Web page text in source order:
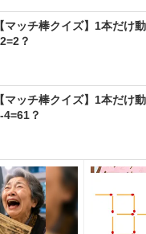
【マッチ棒クイズ】1本だけ
？
【マッチ棒クイズ】1本だけ
4=61？